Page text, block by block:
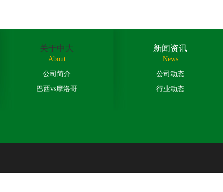
关于中大
About
公司简介
巴西vs摩洛哥
新闻资讯
News
公司动态
行业动态